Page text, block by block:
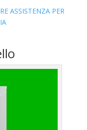
ASSISTENZA PER